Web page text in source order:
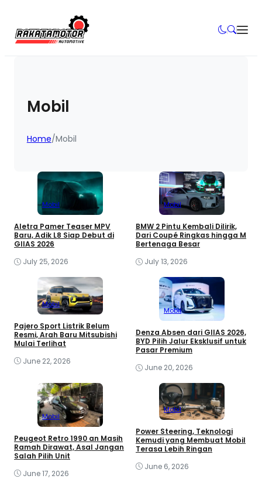
Mobil
Home/Mobil
Mobil
Aletra Pamer Teaser MPV
Baru, Adik L8 Siap Debut di
GIIAS 2026
July 25, 2026
Mobil
BMW 2 Pintu Kembali Dilirik,
Dari Coupé Ringkas hingga M
Bertenaga Besar
July 13, 2026
Mobil
Pajero Sport Listrik Belum
Resmi, Arah Baru Mitsubishi
Mulai Terlihat
June 22, 2026
Mobil
Denza Absen dari GIIAS 2026,
BYD Pilih Jalur Eksklusif untuk
Pasar Premium
June 20, 2026
Mobil
Peugeot Retro 1990 an Masih
Ramah Dirawat, Asal Jangan
Salah Pilih Unit
June 17, 2026
Mobil
Power Steering, Teknologi
Kemudi yang Membuat Mobil
Terasa Lebih Ringan
June 6, 2026